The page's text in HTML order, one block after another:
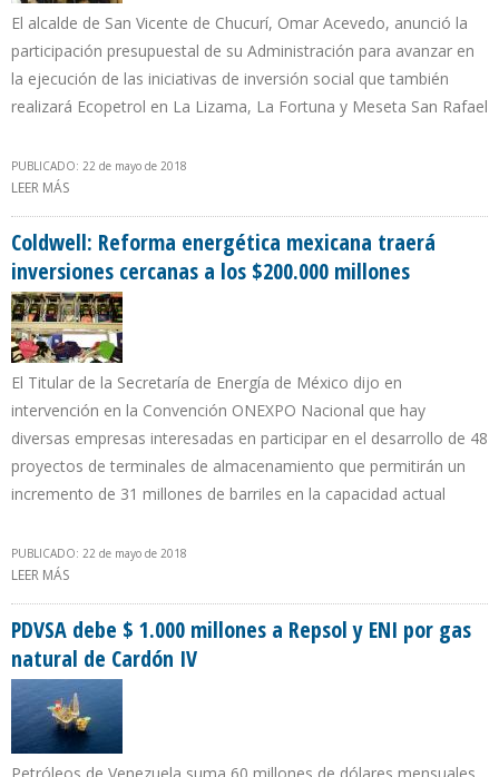
El alcalde de San Vicente de Chucurí, Omar Acevedo, anunció la
participación presupuestal de su Administración para avanzar en
la ejecución de las iniciativas de inversión social que también
realizará Ecopetrol en La Lizama, La Fortuna y Meseta San Rafael
PUBLICADO: 22 de mayo de 2018
LEER MÁS
Coldwell: Reforma energética mexicana traerá
inversiones cercanas a los $200.000 millones
El Titular de la Secretaría de Energía de México dijo en
intervención en la Convención ONEXPO Nacional que hay
diversas empresas interesadas en participar en el desarrollo de 48
proyectos de terminales de almacenamiento que permitirán un
incremento de 31 millones de barriles en la capacidad actual
PUBLICADO: 22 de mayo de 2018
LEER MÁS
PDVSA debe $ 1.000 millones a Repsol y ENI por gas
natural de Cardón IV